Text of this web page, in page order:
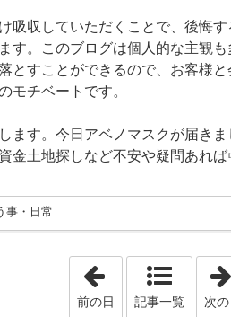
吸収していただくことで、後悔
す。このブログは個人的な主観
とすことができるので、お客様
モチベートです。
ます。今日アベノマスクが届きま
金土地探しなど不安や疑問あれ
事・日常
「2020年6月 3日」
前の日 記事一覧 次の